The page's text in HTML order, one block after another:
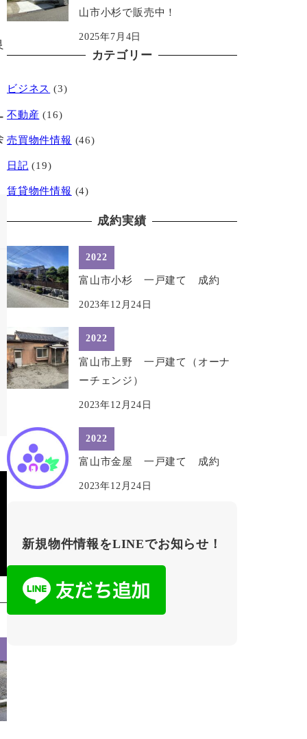
山市小杉で販売中！
2025年7月4日
カテゴリー
ビジネス (3)
不動産 (16)
売買物件情報 (46)
日記 (19)
賃貸物件情報 (4)
成約実績
2022
富山市小杉 一戸建て 成約
2023年12月24日
2022
富山市上野 一戸建て（オーナ
ーチェンジ）
2023年12月24日
2022
富山市金屋 一戸建て 成約
2023年12月24日
新規物件情報をLINEでお知らせ！